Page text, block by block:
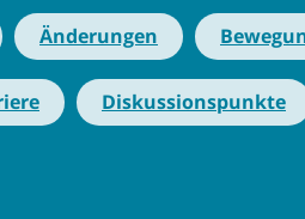
Änderungen
Diskussionspunkte